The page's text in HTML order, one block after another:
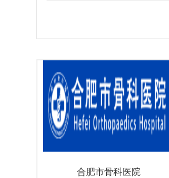
合肥市骨科医院